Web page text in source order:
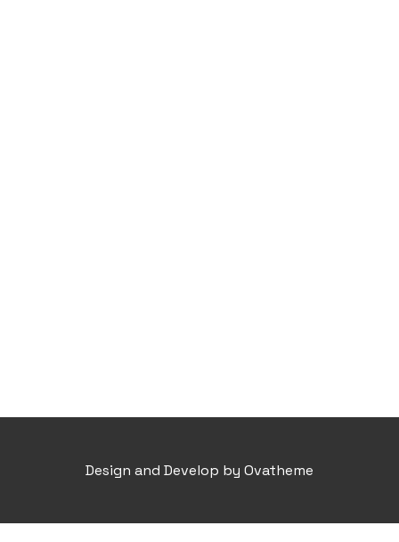
Design and Develop by Ovatheme